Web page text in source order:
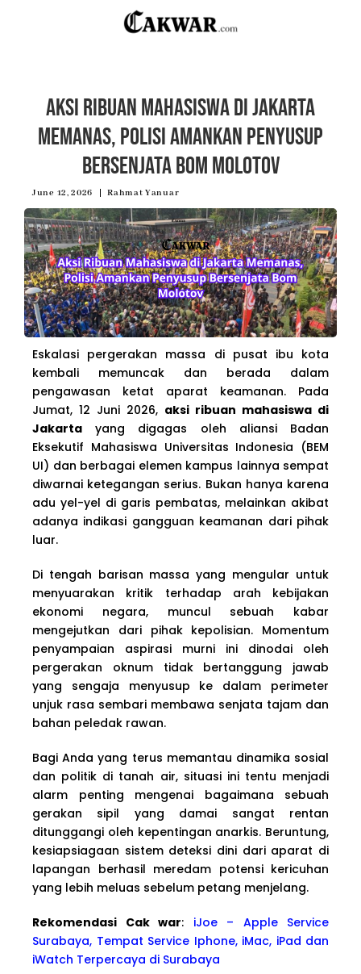
Aksi Ribuan Mahasiswa di Jakarta
Memanas, Polisi Amankan Penyusup
Bersenjata Bom Molotov
June 12, 2026 Rahmat Yanuar
Eskalasi pergerakan massa di pusat ibu kota
kembali memuncak dan berada dalam
pengawasan ketat aparat keamanan. Pada
Jumat, 12 Juni 2026, aksi ribuan mahasiswa di
Jakarta yang digagas oleh aliansi Badan
Eksekutif Mahasiswa Universitas Indonesia (BEM
UI) dan berbagai elemen kampus lainnya sempat
diwarnai ketegangan serius. Bukan hanya karena
adu yel-yel di garis pembatas, melainkan akibat
adanya indikasi gangguan keamanan dari pihak
luar.
Di tengah barisan massa yang mengular untuk
menyuarakan kritik terhadap arah kebijakan
ekonomi negara, muncul sebuah kabar
mengejutkan dari pihak kepolisian. Momentum
penyampaian aspirasi murni ini dinodai oleh
pergerakan oknum tidak bertanggung jawab
yang sengaja menyusup ke dalam perimeter
unjuk rasa sembari membawa senjata tajam dan
bahan peledak rawan.
Bagi Anda yang terus memantau dinamika sosial
dan politik di tanah air, situasi ini tentu menjadi
alarm penting mengenai bagaimana sebuah
gerakan sipil yang damai sangat rentan
ditunggangi oleh kepentingan anarkis. Beruntung,
kesiapsiagaan sistem deteksi dini dari aparat di
lapangan berhasil meredam potensi kericuhan
yang lebih meluas sebelum petang menjelang.
Rekomendasi Cak war: iJoe – Apple Service
Surabaya, Tempat Service Iphone, iMac, iPad dan
iWatch Terpercaya di Surabaya